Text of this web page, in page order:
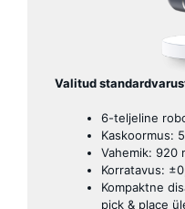
Valitud
6-teljeline
Kaskoormus:
Vahemik: 920
Korratavus:
Kompaktne
pick & place